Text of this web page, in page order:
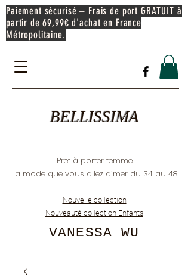
BELLISSIMA
Prêt à porter femme
La mode que vous allez aimer du 34 au 48
Nouvelle collection
Nouveauté collection Enfants
Paiement sécurisé – Frais de port GRATUIT à
partir de 69,99€ d'achat en France
Métropolitaine.
VANESSA WU